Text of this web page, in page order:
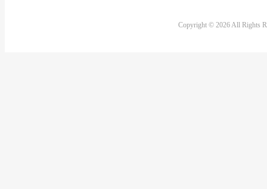
Copyright © 2026 All Rights